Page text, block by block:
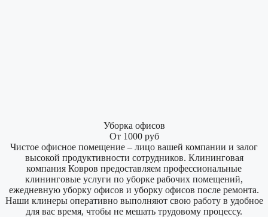
Уборка офисов
От 1000 руб
Чистое офисное помещение – лицо вашей компании и залог
высокой продуктивности сотрудников. Клининговая
компания Ковров предоставляем профессиональные
клининговые услуги по уборке рабочих помещений,
ежедневную уборку офисов и уборку офисов после ремонта.
Наши клинеры оперативно выполняют свою работу в удобное
для вас время, чтобы не мешать трудовому процессу.